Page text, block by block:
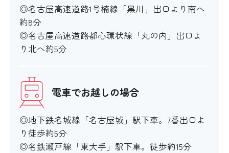
◎名古屋高速道路1号楠線「黒川」出口より南へ
約8分
◎名古屋高速道路都心環状線「丸の内」出口よ
り北へ約5分
電車でお越しの場合
◎地下鉄名城線「名古屋城」駅下車。7番出口よ
り徒歩約5分
◎名鉄瀬戸線「東大手」駅下車。徒歩約15分